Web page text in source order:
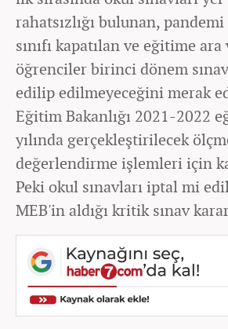
rahatsızlığı bulunan,
sınıfı kapatılan ve eğitime
öğrenciler birinci dönem
edilip edilmeyeceğini merak
Eğitim Bakanlığı 2021-2022
yılında gerçekleştirilecek
değerlendirme işlemleri için
Peki okul sınavları iptal mi
MEB'in aldığı kritik sınav